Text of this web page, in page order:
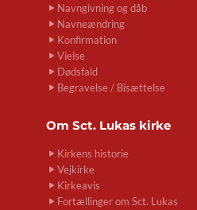
Navngivning og dåb
Navneændring
Konfirmation
Vielse
Dødsfald
Begravelse / Bisættelse
Om Sct. Lukas kirke
Kirkens historie
Vejkirke
Kirkeavis
Fortællinger om Sct. Lukas